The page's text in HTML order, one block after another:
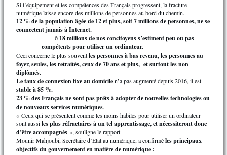
Si l’équipement et les compétences des Français progressent, la fracture
numérique laisse encore des millions de personnes au bord du chemin.
12 % de la population âgée de 12 et plus, soit 7 millions de personnes, ne se
connectent jamais à Internet.
ð 18 millions de nos concitoyens s’estiment peu ou pas
compétents pour utiliser un ordinateur.
Ceci concerne le plus souventles personnes à bas revenu, les personnes au
foyer, seules, les retraités, ceux de 70 ans et plus, et surtout les non
diplômés.
Le taux de connexion fixe au domicilen’a pas augmenté depuis 2016, il est
stable à 85 %.
23 % des Français ne sont pas prêts à adopter de nouvelles technologies ou
de nouveaux services numériques.
« Ceux qui se présentent comme les moins habiles pour utiliser un ordinateur
sont aussiles plus réfractaires à un tel apprentissage, et nécessiteront donc
d’être accompagnés », souligne le rapport.
Mounir Mahjoubi, Secrétaire d’Etat au numérique, a confirméles principaux
objectifs du gouvernement en matière de numérique :